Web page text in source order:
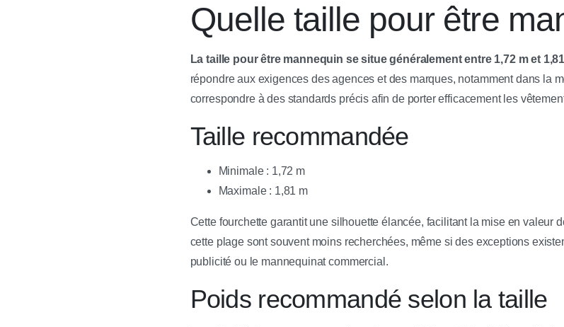
Quelle taille pour être
La taille pour être mannequin se situe généralement entre 1,72 m et
répondre aux exigences des agences et des marques, notamment dans la
correspondre à des standards précis afin de porter efficacement les
Taille recommandée
Minimale : 1,72 m
Maximale : 1,81 m
Cette fourchette garantit une silhouette élancée, facilitant la mise en valeur
cette plage sont souvent moins recherchées, même si des exceptions
publicité ou le mannequinat commercial.
Poids recommandé selon la taille